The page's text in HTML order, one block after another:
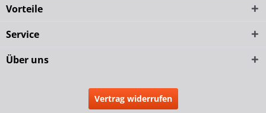
Vorteile
Service
Über uns
Vertrag widerrufen